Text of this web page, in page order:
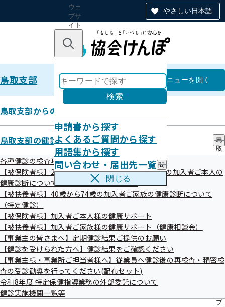
やさしい日本語
ウェ
ブサ
イト
のナ
ン
キーワードで探す
検索
申請書から探す
よくあるご質問から探す
用語集から探す
問い合わせ・届出先一覧 問
い
わ
出
先
一
覧
の
ニ
閉じる
鳥取支部 鳥取支部
メニューを開く
鳥取支部からのお知らせ
鳥取支部の健診・保健指導のご案内
鳥
取
の
ご
案
ブ
各種健診の検査項目の比較
【被保険者様】20歳、25歳、30歳、35歳から74歳の加入者ご本人の
健康診断について（生活習慣病予防健診）
【被扶養者様】40歳から74歳の加入者ご家族の健康診断について
（特定健診）
【被保険者様】加入者ご本人様の健康サポート
【被扶養者様】加入者ご家族様の健康サポート（健康相談会）
【事業主の皆さまへ】定期健診結果ご提供のお願い
【健診を受けられた方へ】健診結果をご確認ください
【事業主様・事業所ご担当者様へ】従業員へ健診後の再検査・精密検
査の受診勧奨を行ってください(配布セット)
令和8年度 特定保健指導業務の外部委託について
健診実施機関一覧等
令和4年度「知事表彰」が行われ
ました
令和04年10月31日
鳥取県は、「社員の健康づくり宣言」をして“健康経営マイ
レージ事業”に参加された事業所のうち、特に優れた会社独
自の取組みを実施された3社について、10月12日、鳥取県庁
において知事表彰を行いました。